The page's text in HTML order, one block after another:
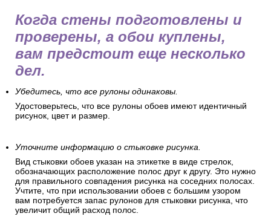
Когда стены подготовлены и
проверены, а обои куплены,
вам предстоит еще несколько
дел.
Убедитесь, что все рулоны одинаковы.
Удостоверьтесь, что все рулоны обоев имеют идентичный
рисунок, цвет и размер.
Уточните информацию о стыковке рисунка.
Вид стыковки обоев указан на этикетке в виде стрелок,
обозначающих расположение полос друг к другу. Это нужно
для правильного совпадения рисунка на соседних полосах.
Учтите, что при использовании обоев с большим узором
вам потребуется запас рулонов для стыковки рисунка, что
увеличит общий расход полос.